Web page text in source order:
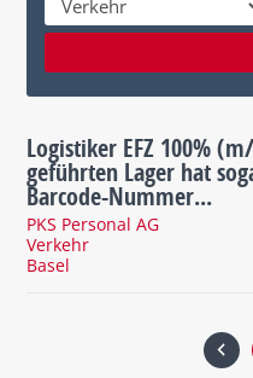
Logistiker EFZ 100%
geführten Lager hat
Barcode-Nummer...
PKS Personal AG
Verkehr
Basel